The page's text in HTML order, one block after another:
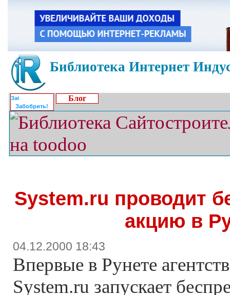
Библиотека Интернет
Забобрить!
Блог
System.ru проводит
акцию в
04.12.2000 18:43
Впервые в Рунете
System.ru запускает